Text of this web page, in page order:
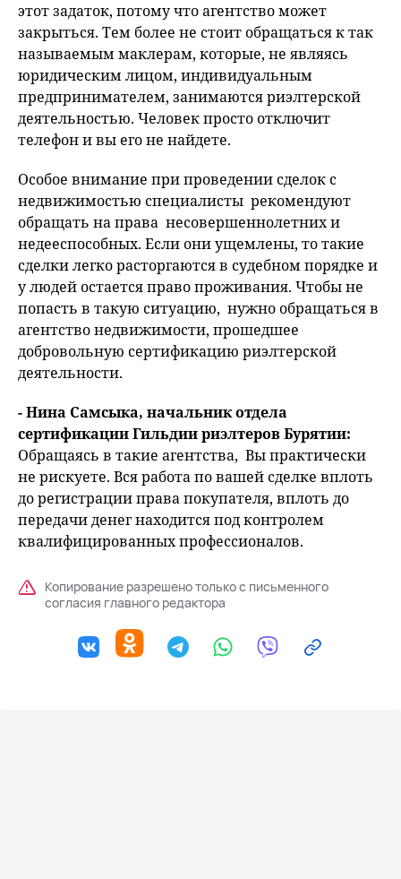
этот задаток, потому что агентство может
закрыться. Тем более не стоит обращаться к так
называемым маклерам, которые, не являясь
юридическим лицом, индивидуальным
предпринимателем, занимаются риэлтерской
деятельностью. Человек просто отключит
телефон и вы его не найдете.
Особое внимание при проведении сделок с
недвижимостью специалисты рекомендуют
обращать на права несовершеннолетних и
недееспособных. Если они ущемлены, то такие
сделки легко расторгаются в судебном порядке и
у людей остается право проживания. Чтобы не
попасть в такую ситуацию, нужно обращаться в
агентство недвижимости, прошедшее
добровольную сертификацию риэлтерской
деятельности.
- Нина Самсыка, начальник отдела
сертификации Гильдии риэлтеров Бурятии:
Обращаясь в такие агентства, Вы практически
не рискуете. Вся работа по вашей сделке вплоть
до регистрации права покупателя, вплоть до
передачи денег находится под контролем
квалифицированных профессионалов.
Копирование разрешено только с письменного
согласия главного редактора